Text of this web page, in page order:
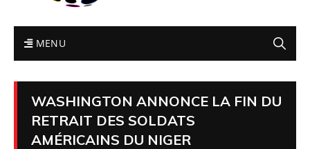
MENU
WASHINGTON ANNONCE LA FIN DU
RETRAIT DES SOLDATS
AMÉRICAINS DU NIGER